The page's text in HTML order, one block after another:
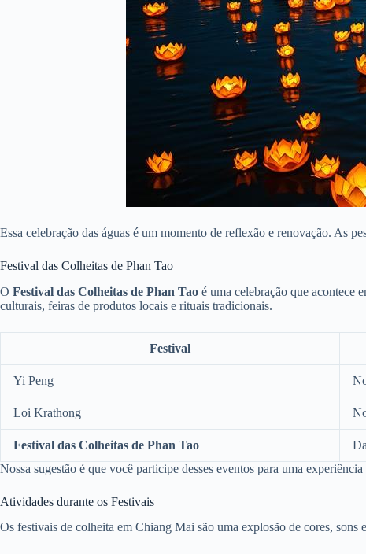
Essa celebração das águas é um momento de reflexão e renovação. As
Festival das Colheitas de Phan Tao
O Festival das Colheitas de Phan Tao é uma celebração que acontece
culturais, feiras de produtos locais e rituais tradicionais.
Festival
Yi Peng
Loi Krathong
Festival das Colheitas de Phan Tao
Nossa sugestão é que você participe desses eventos para uma
Atividades durante os Festivais
Os festivais de colheita em Chiang Mai são uma explosão de cores, sons